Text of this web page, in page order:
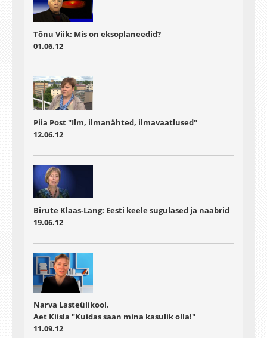
Tõnu Viik: Mis on eksoplaneedid?
01.06.12
Piia Post "Ilm, ilmanähted, ilmavaatlused"
12.06.12
Birute Klaas-Lang: Eesti keele sugulased ja naabrid
19.06.12
Narva Lasteülikool.
Aet Kiisla "Kuidas saan mina kasulik olla!"
11.09.12